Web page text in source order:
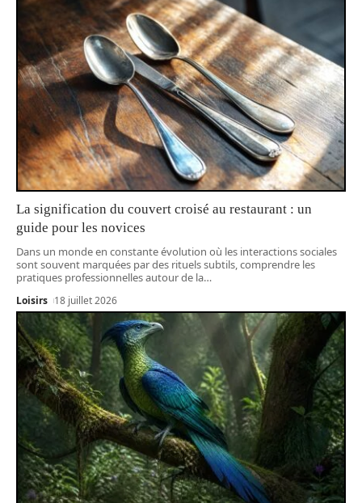
La signification du couvert croisé au restaurant : un
guide pour les novices
Dans un monde en constante évolution où les interactions sociales
sont souvent marquées par des rituels subtils, comprendre les
pratiques professionnelles autour de la…
Loisirs 18 juillet 2026